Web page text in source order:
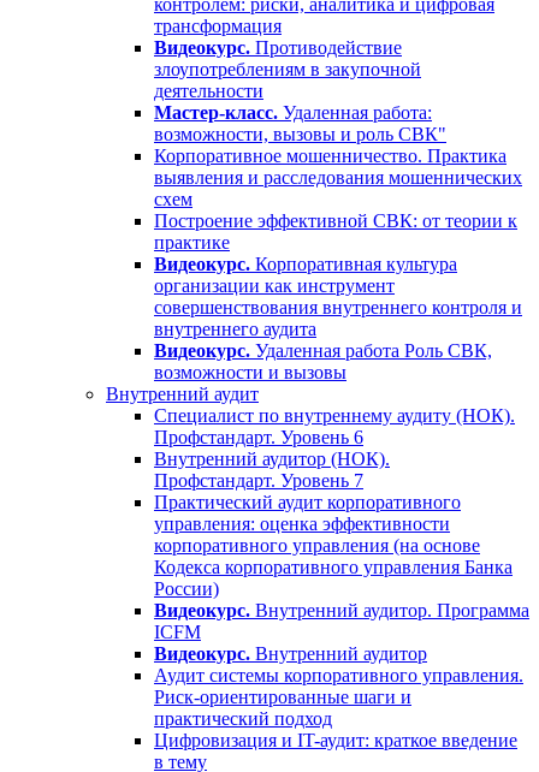
контролем: риски, аналитика и цифровая
трансформация
Видеокурс. Противодействие
злоупотреблениям в закупочной
деятельности
Мастер-класс. Удаленная работа:
возможности, вызовы и роль СВК"
Корпоративное мошенничество. Практика
выявления и расследования мошеннических
схем
Построение эффективной СВК: от теории к
практике
Видеокурс. Корпоративная культура
организации как инструмент
совершенствования внутреннего контроля и
внутреннего аудита
Видеокурс. Удаленная работа Роль СВК,
возможности и вызовы
Внутренний аудит
Специалист по внутреннему аудиту (НОК).
Профстандарт. Уровень 6
Внутренний аудитор (НОК).
Профстандарт. Уровень 7
Практический аудит корпоративного
управления: оценка эффективности
корпоративного управления (на основе
Кодекса корпоративного управления Банка
России)
Видеокурс. Внутренний аудитор. Программа
ICFM
Видеокурс. Внутренний аудитор
Аудит системы корпоративного управления.
Риск-ориентированные шаги и
практический подход
Цифровизация и IT-аудит: краткое введение
в тему